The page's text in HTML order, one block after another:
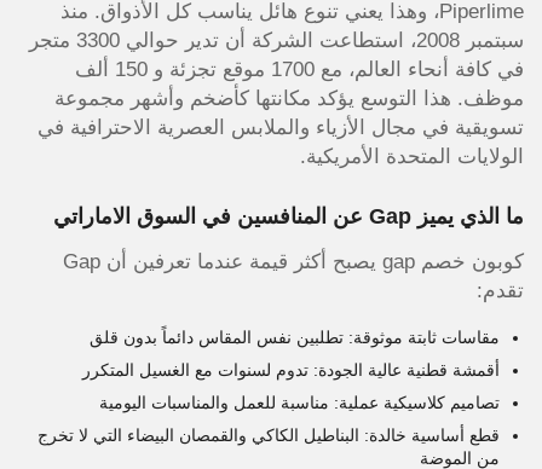
Piperlime، وهذا يعني تنوع هائل يناسب كل الأذواق. منذ
سبتمبر 2008، استطاعت الشركة أن تدير حوالي 3300 متجر
في كافة أنحاء العالم، مع 1700 موقع تجزئة و 150 ألف
موظف. هذا التوسع يؤكد مكانتها كأضخم وأشهر مجموعة
تسويقية في مجال الأزياء والملابس العصرية الاحترافية في
الولايات المتحدة الأمريكية.
ما الذي يميز Gap عن المنافسين في السوق الاماراتي
كوبون خصم gap يصبح أكثر قيمة عندما تعرفين أن Gap
تقدم:
مقاسات ثابتة موثوقة: تطلبين نفس المقاس دائماً بدون قلق
أقمشة قطنية عالية الجودة: تدوم لسنوات مع الغسيل المتكرر
تصاميم كلاسيكية عملية: مناسبة للعمل والمناسبات اليومية
قطع أساسية خالدة: البناطيل الكاكي والقمصان البيضاء التي لا تخرج
من الموضة